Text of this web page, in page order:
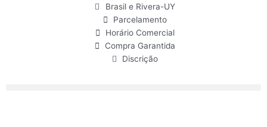
Brasil e Rivera-UY
Parcelamento
Horário Comercial
Compra Garantida
Discrição